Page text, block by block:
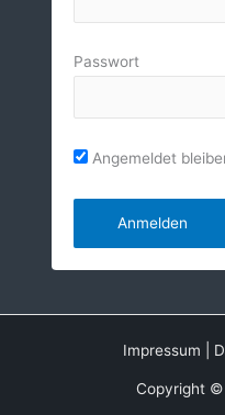
Passwort
Angemeldet
Impressum
Copyright ©